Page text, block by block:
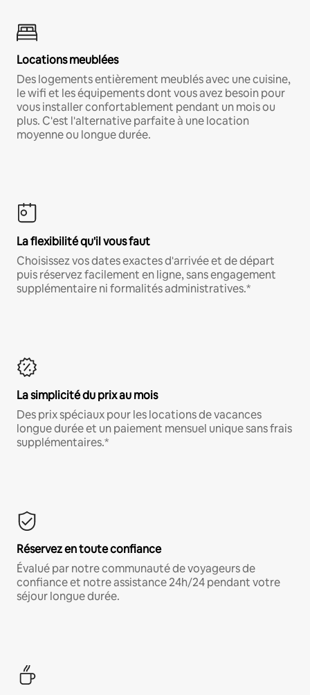
Locations meublées
Des logements entièrement meublés avec une cuisine,
le wifi et les équipements dont vous avez besoin pour
vous installer confortablement pendant un mois ou
plus. C'est l'alternative parfaite à une location
moyenne ou longue durée.
La flexibilité qu'il vous faut
Choisissez vos dates exactes d'arrivée et de départ
puis réservez facilement en ligne, sans engagement
supplémentaire ni formalités administratives.*
La simplicité du prix au mois
Des prix spéciaux pour les locations de vacances
longue durée et un paiement mensuel unique sans frais
supplémentaires.*
Réservez en toute confiance
Évalué par notre communauté de voyageurs de
confiance et notre assistance 24h/24 pendant votre
séjour longue durée.